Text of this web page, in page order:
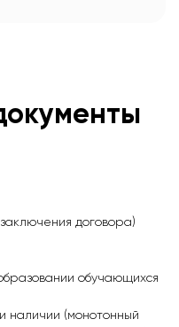
договора)
обучающихся
наличии (монотонный